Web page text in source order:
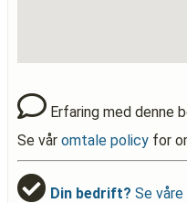
Erfaring med denne
Se vår omtale policy for
Din bedrift? Se